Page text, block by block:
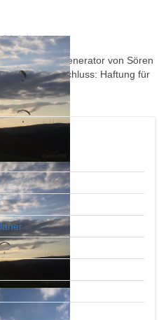
in Impressum
Impressum-Generator von Sören
Haftungsausschluss: Haftung für
wurden ...